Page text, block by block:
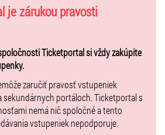
je zárukou pravosti
Ticketportal si vždy zakúpite
zaručiť pravosť vstupeniek
sekundárnych portáloch. Ticketportal s
nemá nič spoločné a tento
vstupeniek nepodporuje.